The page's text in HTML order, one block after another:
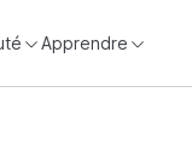
Apprendre